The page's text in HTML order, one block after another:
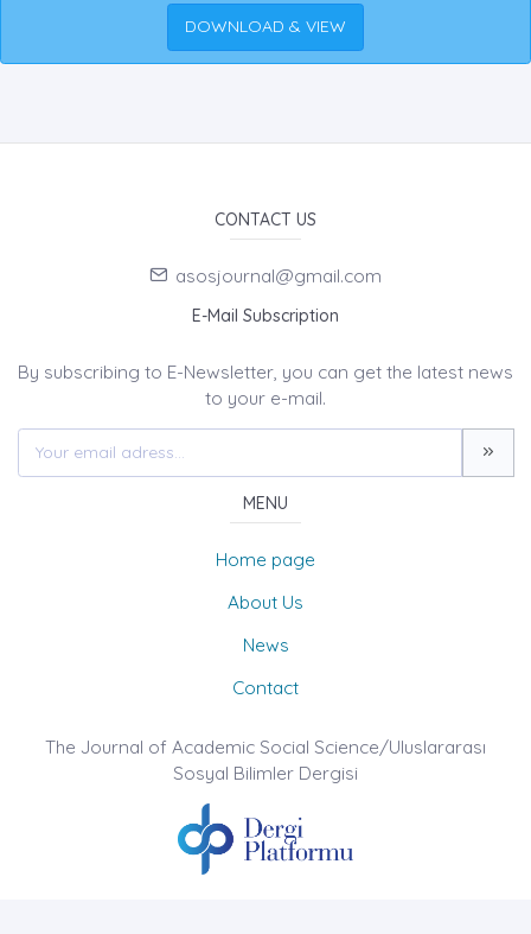
DOWNLOAD & VIEW
CONTACT US
asosjournal@gmail.com
E-Mail Subscription
By subscribing to E-Newsletter, you can get the latest news
to your e-mail.
MENU
Home page
About Us
News
Contact
The Journal of Academic Social Science/Uluslararası
Sosyal Bilimler Dergisi